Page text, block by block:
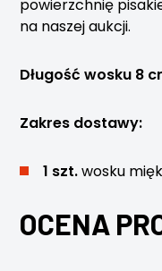
powierzchnię
na naszej aukcji.
Długość wosku 8
Zakres dostawy:
1 szt.wosku
OCENA